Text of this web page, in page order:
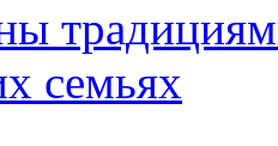
семьях